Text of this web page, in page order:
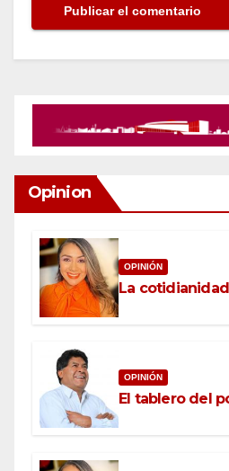
Opinion
OPINIÓN
La
OPINIÓN
El tablero del